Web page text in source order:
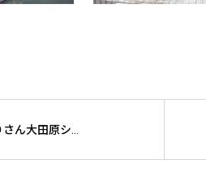
大田原市 住友不動産様 新築そっくりさん大田原ショールーム